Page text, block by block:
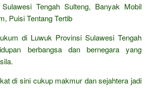
Tengah Sulteng, Banyak Mobil
Puisi Tentang Tertib
di Luwuk Provinsi Sulawesi Tengah
berbangsa dan bernegara yang
di sini cukup makmur dan sejahtera jadi